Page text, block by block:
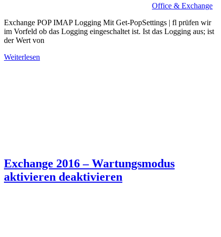
Office & Exchange
Exchange POP IMAP Logging Mit Get-PopSettings | fl prüfen wir
im Vorfeld ob das Logging eingeschaltet ist. Ist das Logging aus; ist
der Wert von
Weiterlesen
Exchange 2016 – Wartungsmodus
aktivieren deaktivieren